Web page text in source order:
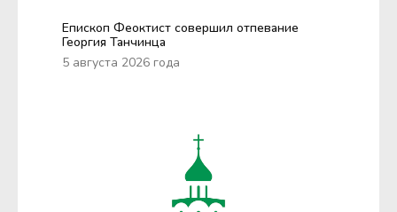
Епископ Феоктист совершил отпевание
Георгия Танчинца
5 августа 2026 года